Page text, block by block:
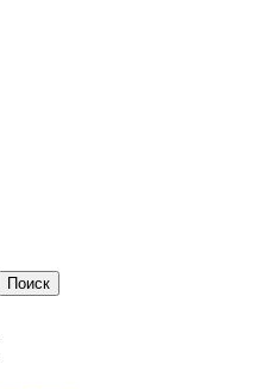
Поиск